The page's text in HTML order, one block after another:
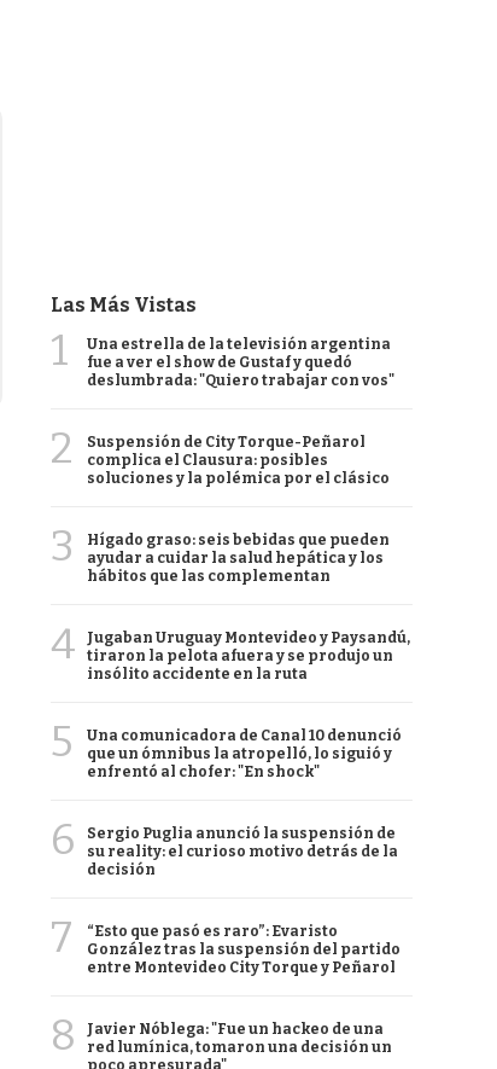
Las Más Vistas
1
Una estrella de la televisión argentina
fue a ver el show de Gustaf y quedó
deslumbrada: "Quiero trabajar con vos"
2
Suspensión de City Torque-Peñarol
complica el Clausura: posibles
soluciones y la polémica por el clásico
3
Hígado graso: seis bebidas que pueden
ayudar a cuidar la salud hepática y los
hábitos que las complementan
4
Jugaban Uruguay Montevideo y Paysandú,
tiraron la pelota afuera y se produjo un
insólito accidente en la ruta
5
Una comunicadora de Canal 10 denunció
que un ómnibus la atropelló, lo siguió y
enfrentó al chofer: "En shock"
6
Sergio Puglia anunció la suspensión de
su reality: el curioso motivo detrás de la
decisión
7
“Esto que pasó es raro”: Evaristo
González tras la suspensión del partido
entre Montevideo City Torque y Peñarol
8
Javier Nóblega: "Fue un hackeo de una
red lumínica, tomaron una decisión un
poco apresurada"